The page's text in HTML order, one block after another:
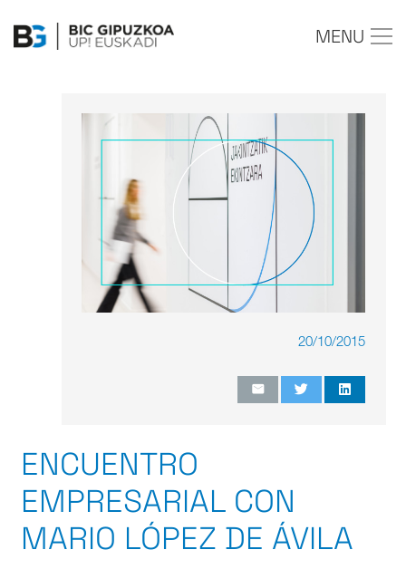
MENU
20/10/2015
ENCUENTRO
EMPRESARIAL CON
MARIO LÓPEZ DE ÁVILA